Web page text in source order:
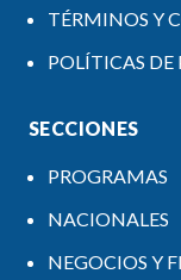
TÉRMINOS Y
POLÍTICAS
SECCIONES
PROGRAMAS
NACIONALES
NEGOCIOS Y